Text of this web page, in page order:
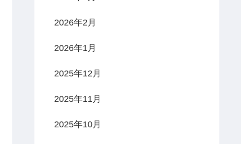
2026年2月
2026年1月
2025年12月
2025年11月
2025年10月